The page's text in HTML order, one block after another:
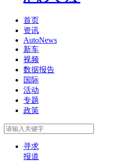
首页
资讯
AutoNews
新车
视频
数据报告
国际
活动
专题
政策
寻求
报道